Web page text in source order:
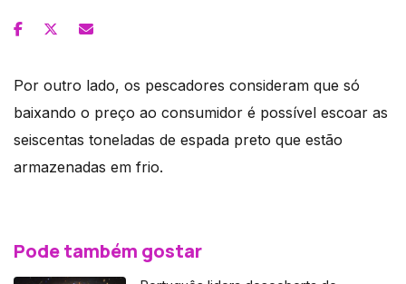
Por outro lado, os pescadores consideram que só
baixando o preço ao consumidor é possível escoar as
seiscentas toneladas de espada preto que estão
armazenadas em frio.
Pode também gostar